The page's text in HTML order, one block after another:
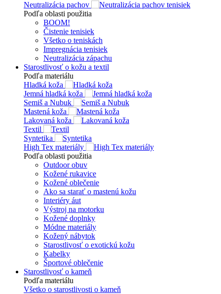
Neutralizácia pachov
Podľa oblasti použitia
BOOM!
Čistenie tenisiek
Všetko o teniskách
Impregnácia tenisiek
Neutralizácia zápachu
Starostlivosť o kožu a textil
Podľa materiálu
Hladká koža
Jemná hladká koža
Semiš a Nubuk
Mastená koža
Lakovaná koža
Textil
Syntetika
High Tex materiály
Podľa oblasti použitia
Outdoor obuv
Kožené rukavice
Kožené oblečenie
Ako sa starať o mastenú kožu
Interiéry áut
Výstroj na motorku
Kožené doplnky
Módne materiály
Kožený nábytok
Starostlivosť o exotickú kožu
Kabelky
Športové oblečenie
Starostlivosť o kameň
Podľa materiálu
Všetko o starostlivosti o kameň